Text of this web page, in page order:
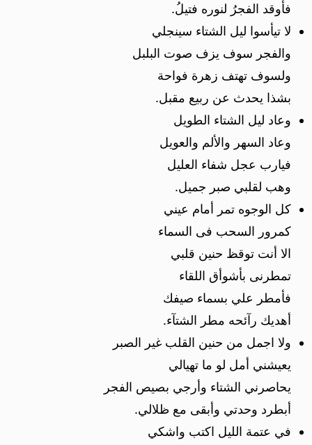
فأوقد الفجرُ لنوره فتيلُ.
لا تيأسوا ليل الشتاء سينجلي
والفجر سوف يزف صوت البلبل
ولسوف تهتف زهرة فواحة
بشذا يحدث عن ربيع مقبل.
وعاد ليل الشتاء الطويل
وعاد السهر والألم والعويل
فيارب عجل شفاء العليل
وهب لقلبي صبر جميل.
كل الوجوه تمر أمام عيني
كمرور السحب فى السماء
الا أنت توقظ حنين قلبي
تمطرنى بأشوأق اللقاء
فأمطر علي بسماء صيفك
أهديك رآئحه مطر الشتآء.
ولا اجمل من حنين القلب غير الصبر
يعيشني أمل لو ما تهيالي
يحاصرني الشتاء وأرجي بصيص الفجر
أبطرد وحدتي وأبقى مع ظلالي.
في عتمة الليل اكتب واشكي